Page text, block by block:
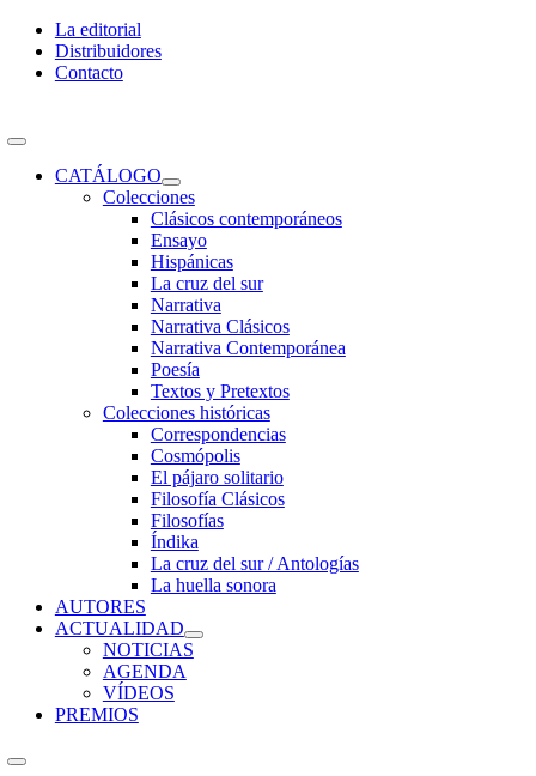
Skip
content
La editorial
Distribuidores
Contacto
Toggle
NavigationCATÁLOGO
Colecciones
Clásicos contemporáneos
Ensayo
Hispánicas
La cruz del sur
Narrativa
Narrativa Clásicos
Narrativa Contemporánea
Poesía
Textos y Pretextos
Colecciones históricas
Correspondencias
Cosmópolis
El pájaro solitario
Filosofía Clásicos
Filosofías
Índika
La cruz del sur / Antologías
La huella sonora
AUTORES
ACTUALIDAD
NOTICIAS
AGENDA
VÍDEOS
PREMIOS